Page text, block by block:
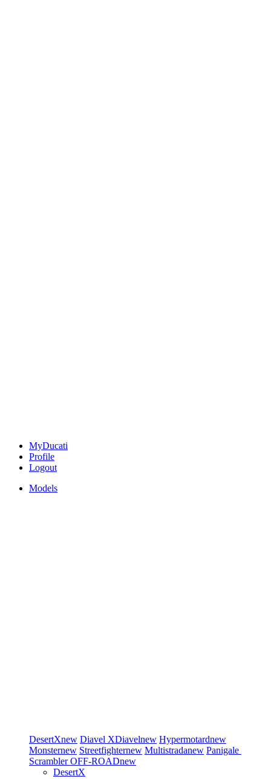
MyDucati
Profile
Logout
Models
DesertXnew Diavel XDiavelnew Hypermotardnew
Monsternew Streetfighternew Multistradanew Panigale
ScramblerOFF-ROADnew
DesertX